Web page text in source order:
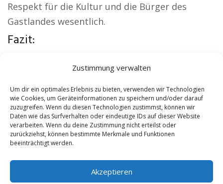
Zustimmung verwalten
Um dir ein optimales Erlebnis zu bieten, verwenden wir Technologien
wie Cookies, um Geräteinformationen zu speichern und/oder darauf
zuzugreifen. Wenn du diesen Technologien zustimmst, können wir
Daten wie das Surfverhalten oder eindeutige IDs auf dieser Website
verarbeiten. Wenn du deine Zustimmung nicht erteilst oder
zurückziehst, können bestimmte Merkmale und Funktionen
beeinträchtigt werden.
Akzeptieren
Respekt für die Kultur und die Bürger des
Gastlandes wesentlich.
Fazit:
Sicherheitsdienst Glarus Nord|Versicherung
Glarus Nord|Hundeschule Glarus Nord|
Schamane Glarus Nord|Reisebüro Glarus Nord
Contents [show]
No tags for this post.